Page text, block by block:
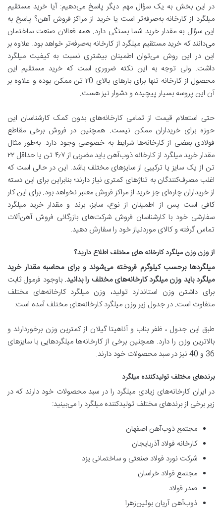
در این بخش به یک سؤال مهم دیگر پاسخ می‌دهیم: آیا خرید مستقیم
میلگرد از کارخانه به‌صرفه‌تر است یا خرید از مراکز فروش آهن؟ پاسخ به
این سؤال به مقدار خرید شما بستگی دارد. همه فعالان صنعت ساختمان
می‌دانند که خرید مستقیم میلگرد از کارخانه به‌صرفه‌تر خواهد بود. علاوه بر
این در این روش می‌توان اطمینان بیشتری نسبت به کیفیت میلگرد
داشت. ولی توجه به این نکته ضروری است که خرید مستقیم این
محصول از کارخانه تنها برای بارهای بالای ۲0 تن ممکن بوده و علاوه بر
آن این پروسه بسیار پیچیده و دشوار نیز هست.
حتی استعلام قیمت از تمامی کارخانه‌های بدون کمک کارشناسان این
حوزه برای خریداران ممکن نیست. همچنین در فروش برخی مقاطع
فولادی بعضی از کارخانه‌ها شرایط به خصوصی وجود دارد. به‌طور مثال
مقدار خرید میلگرد از کارخانه ذوب‌آهن باید مضربی از ۴٫۷ تن یا حداقل ۲۲
تن از یک سایز یا ترکیبی از سایزهای مختلف باشد. این در حالی است که
اغلب مصرف‌کنندگان به تناژهای کمتری نیاز دارند؛ بنابراین برای این دسته
از خریداران چاره‌ای جز خرید از مراکز فروش معتبر نخواهد بود. برای این کار
کافی است پس از اطمینان از نوع، سایز، برند و مقدار خرید میلگرد
سفارشی خود با کارشناسان فروش شرکت‌های بازرگانی فروش آهن‌آلات
تماس گرفته و کالای موردنیاز خود را سفارش دهید.
از وزن وزن میلگرد کارخانه های مختلف اطلاع دارید؟
میلگردها برحسب کیلوگرم فروخته می‌شوند و برای محاسبه مقدار خرید
میلگرد باید وزن میلگرد کارخانه‌های مختلف را بدانید. باوجود فرمول ثابت
برای داشتن وزن استاندارد تولید، وزن میلگرد کارخانه‌های مختلف
متفاوت است. در جدول زیر وزن میلگرد کارخانه‌های مختلف آمده است:
طبق این جدول ، ظفر بناب و آناهیتا گیلان از کمترین وزن برخوردارند و
بالاترین وزن را دارد. همچنین برخی از کارخانه‌ها میلگردهایی با سایزهای
36 و 40 نیز در سبد محصولات خود دارند.
برندهای مختلف تولیدکننده میلگرد
در ایران کارخانه‌های زیادی میلگرد را در سبد محصولات خود دارند که در
زیر برخی از برندهای مختلف تولیدکننده میلگرد را می‌بینید:
مجتمع ذوب‌آهن اصفهان
کارخانه فولاد آذربایجان
شرکت نورد فولاد صنعتی و ساختمانی یزد
مجتمع فولاد خراسان
صدر فولاد
ذوب‌آهن آریان بوئین‌زهرا